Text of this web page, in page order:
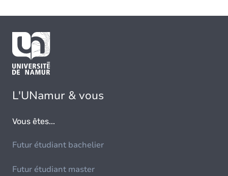
L'UNamur & vous
Vous êtes...
Futur étudiant bachelier
Futur étudiant master